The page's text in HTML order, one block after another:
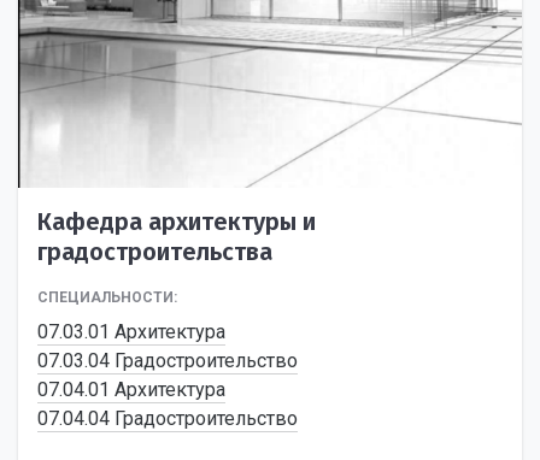
Кафедра архитектуры и
градостроительства
СПЕЦИАЛЬНОСТИ:
07.03.01 Архитектура
07.03.04 Градостроительство
07.04.01 Архитектура
07.04.04 Градостроительство